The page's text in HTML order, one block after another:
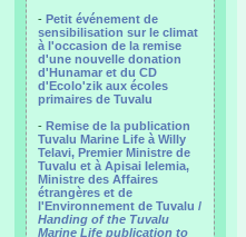
- Petit événement de
sensibilisation sur le climat
à l'occasion de la remise
d'une nouvelle donation
d'Hunamar et du CD
d'Ecolo'zik aux écoles
primaires de Tuvalu
- Remise de la publication
Tuvalu Marine Life à Willy
Telavi, Premier Ministre de
Tuvalu et à Apisai Ielemia,
Ministre des Affaires
étrangères et de
l'Environnement de Tuvalu /
Handing of the Tuvalu
Marine Life publication to